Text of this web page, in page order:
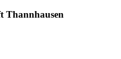
Thannhausen